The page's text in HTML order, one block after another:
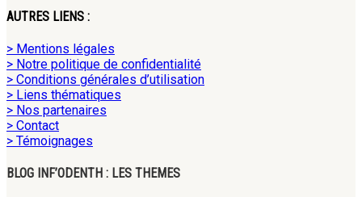
AUTRES LIENS :
> Mentions légales
> Notre politique de confidentialité
> Conditions générales d’utilisation
> Liens thématiques
> Nos partenaires
> Contact
> Témoignages
BLOG INF’ODENTH : LES THEMES